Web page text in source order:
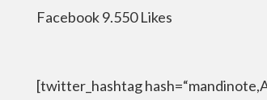
Facebook 9.550 Likes
[twitter_hashtag